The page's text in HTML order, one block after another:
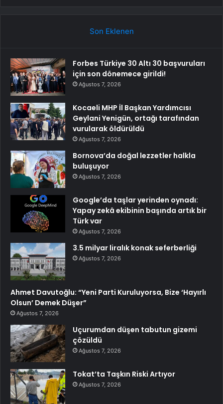
Son Eklenen
Forbes Türkiye 30 Altı 30 başvuruları
için son dönemece girildi!
Ağustos 7, 2026
Kocaeli MHP İl Başkan Yardımcısı
Geylani Yenigün, ortağı tarafından
vurularak öldürüldü
Ağustos 7, 2026
Bornova’da doğal lezzetler halkla
buluşuyor
Ağustos 7, 2026
Google’da taşlar yerinden oynadı:
Yapay zekâ ekibinin başında artık bir
Türk var
Ağustos 7, 2026
3.5 milyar liralık konak seferberliği
Ağustos 7, 2026
Ahmet Davutoğlu: “Yeni Parti Kuruluyorsa, Bize ‘Hayırlı
Olsun’ Demek Düşer”
Ağustos 7, 2026
Uçurumdan düşen tabutun gizemi
çözüldü
Ağustos 7, 2026
Tokat’ta Taşkın Riski Artıyor
Ağustos 7, 2026